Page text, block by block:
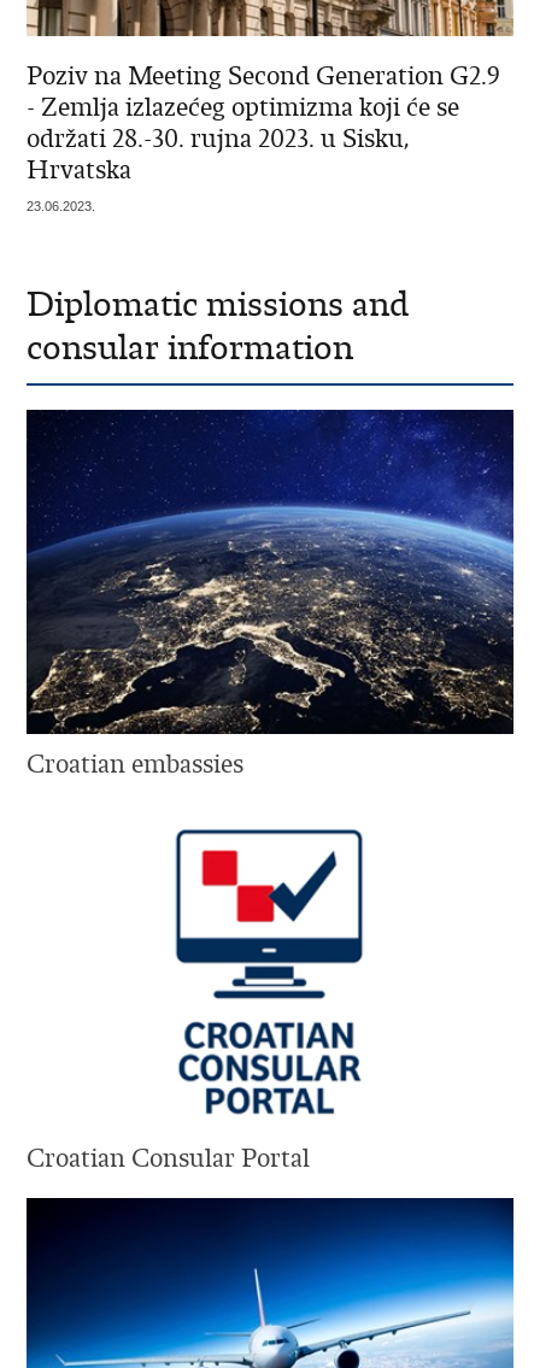
Poziv na Meeting Second Generation G2.9
- Zemlja izlazećeg optimizma koji će se
održati 28.-30. rujna 2023. u Sisku,
Hrvatska
23.06.2023.
Diplomatic missions and
consular information
Croatian embassies
Croatian Consular Portal